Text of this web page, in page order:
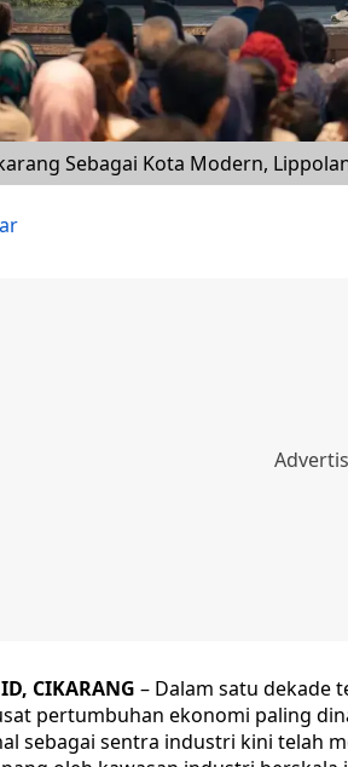
Sebagai Kota Modern,
CIKARANG – Dalam satu dekade
pertumbuhan ekonomi paling
sebagai sentra industri kini telah